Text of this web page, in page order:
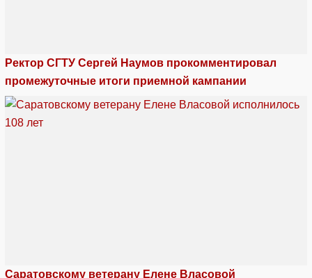
Ректор СГТУ Сергей Наумов прокомментировал
промежуточные итоги приемной кампании
Саратовскому ветерану Елене Власовой